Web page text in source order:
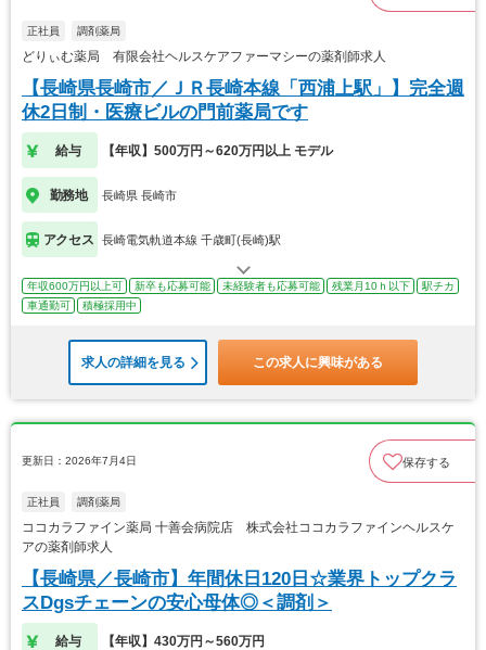
正社員 調剤薬局
どりぃむ薬局 有限会社ヘルスケアファーマシーの薬剤師求人
【長崎県長崎市／ＪＲ長崎本線「西浦上駅」】完全週
休2日制・医療ビルの門前薬局です
給与 【年収】500万円～620万円以上 モデル
勤務地 長崎県 長崎市
アクセス 長崎電気軌道本線 千歳町(長崎)駅
年収600万円以上可 新卒も応募可能 未経験者も応募可能 残業月10ｈ以下
駅チカ
車通勤可
積極採用中
求人の詳細を見る この求人に興味がある
更新日：2026年7月4日 保存する
正社員 調剤薬局
ココカラファイン薬局 十善会病院店 株式会社ココカラファインヘルスケ
アの薬剤師求人
【長崎県／長崎市】年間休日120日☆業界トップクラ
スDgsチェーンの安心母体◎＜調剤＞
給与 【年収】430万円～560万円